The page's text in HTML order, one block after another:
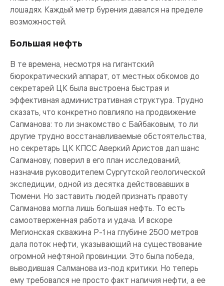
лошадях. Каждый метр бурения давался на пределе
возможностей.
Большая нефть
В те времена, несмотря на гигантский
бюрократический аппарат, от местных обкомов до
секретарей ЦК была выстроена быстрая и
эффективная административная структура. Трудно
сказать, что конкретно повлияло на продвижение
Салманова: то ли знакомство с Байбаковым, то ли
другие трудно восстанавливаемые обстоятельства,
но секретарь ЦК КПСС Аверкий Аристов дал шанс
Салманову, поверил в его план исследований,
назначив руководителем Сургутской геологической
экспедиции, одной из десятка действовавших в
Тюмени. Но заставить людей признать правоту
Салманова могла лишь большая нефть. То есть
самоотверженная работа и удача. И вскоре
Мегионская скважина Р-1 на глубине 2500 метров
дала поток нефти, указывающий на существование
огромной нефтяной провинции. Это была победа,
выводившая Салманова из-под критики. Но теперь
ему требовался не просто факт наличия нефти, а ее